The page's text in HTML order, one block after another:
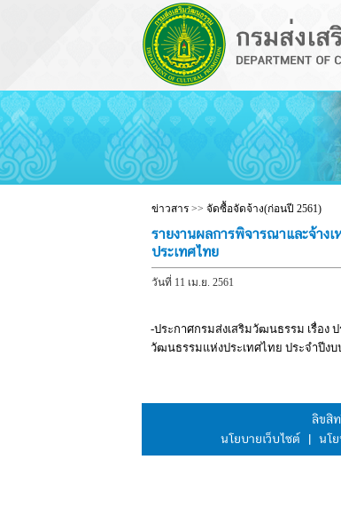
ข่าวสาร >> จัดซื้อจัดจ้าง(ก่อนปี 2561)
รายงานผลการพิจารณาและจ้าง
ประเทศไทย
วันที่ 11 เม.ย. 2561
-ประกาศกรมส่งเสริมวัฒนธรรม เรื่อง
วัฒนธรรมแห่งประเทศไทย ประจำปีง
ลิขสิ
นโยบายเว็บไซต์
| นโ